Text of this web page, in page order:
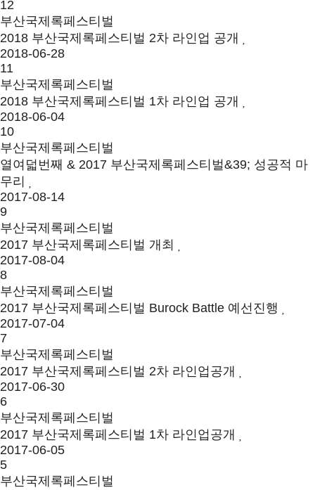
12
부산국제록페스티벌
2018 부산국제록페스티벌 2차 라인업 공개
2018-06-28
11
부산국제록페스티벌
2018 부산국제록페스티벌 1차 라인업 공개
2018-06-04
10
부산국제록페스티벌
열여덟번째 & 2017 부산국제록페스티벌&39; 성공적 마
무리
2017-08-14
9
부산국제록페스티벌
2017 부산국제록페스티벌 개최
2017-08-04
8
부산국제록페스티벌
2017 부산국제록페스티벌 Burock Battle 예선진행
2017-07-04
7
부산국제록페스티벌
2017 부산국제록페스티벌 2차 라인업공개
2017-06-30
6
부산국제록페스티벌
2017 부산국제록페스티벌 1차 라인업공개
2017-06-05
5
부산국제록페스티벌